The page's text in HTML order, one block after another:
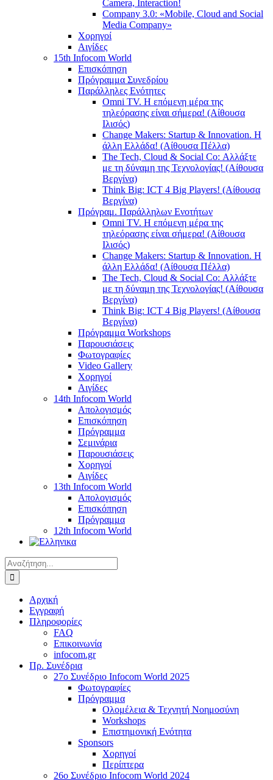
Camera, Interaction!
Company 3.0: «Mobile, Cloud and Social
Media Company»
Χορηγοί
Αιγίδες
15th Infocom World
Επισκόπηση
Πρόγραμμα Συνεδρίου
Παράλληλες Ενότητες
Omni TV. Η επόμενη μέρα της
τηλεόρασης είναι σήμερα! (Αίθουσα
Ιλισός)
Change Makers: Startup & Innovation. Η
άλλη Ελλάδα! (Αίθουσα Πέλλα)
The Tech, Cloud & Social Co: Αλλάξτε
με τη δύναμη της Τεχνολογίας! (Αίθουσα
Βεργίνα)
Think Big: ICT 4 Big Players! (Αίθουσα
Βεργίνα)
Πρόγραμ. Παράλληλων Ενοτήτων
Omni TV. Η επόμενη μέρα της
τηλεόρασης είναι σήμερα! (Αίθουσα
Ιλισός)
Change Makers: Startup & Innovation. Η
άλλη Ελλάδα! (Αίθουσα Πέλλα)
The Tech, Cloud & Social Co: Αλλάξτε
με τη δύναμη της Τεχνολογίας! (Αίθουσα
Βεργίνα)
Think Big: ICT 4 Big Players! (Αίθουσα
Βεργίνα)
Πρόγραμμα Workshops
Παρουσιάσεις
Φωτογραφίες
Video Gallery
Χορηγοί
Αιγίδες
14th Infocom World
Απολογισμός
Επισκόπηση
Πρόγραμμα
Σεμινάρια
Παρουσιάσεις
Χορηγοί
Αιγίδες
13th Infocom World
Απολογισμός
Επισκόπηση
Πρόγραμμα
12th Infocom World
Αναζήτηση
για:
Αρχική
Εγγραφή
Πληροφορίες
FAQ
Επικοινωνία
infocom.gr
Πρ. Συνέδρια
27o Συνέδριο Infocom World 2025
Φωτογραφίες
Πρόγραμμα
Ολομέλεια & Τεχνητή Νοημοσύνη
Workshops
Επιστημονική Ενότητα
Sponsors
Χορηγοί
Περίπτερα
26o Συνέδριο Infocom World 2024